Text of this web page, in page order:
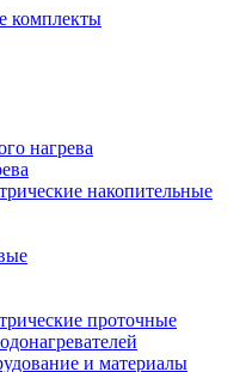
комплекты
нагрева
накопительные
проточные
и материалы